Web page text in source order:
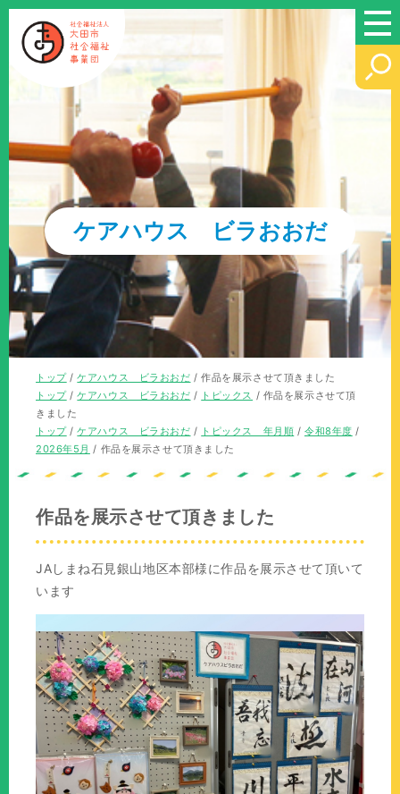
このページの本文へ
ケアハウス ビラおおだ
現
在
の
位
置：
トップ/ケアハウス ビラおおだ /作品を展示させて頂きました
現
在
の
位
トップ/ケアハウス ビラおおだ / トピックス / 作品を展示させて頂
きました
現
在
トップ/ケアハウス ビラおおだ / トピックス 年月順 / 令和8年度 /
2026年5月 / 作品を展示させて頂きました
作品を展示させて頂きました
JAしまね石見銀山地区本部様に作品を展示させて頂いて
います